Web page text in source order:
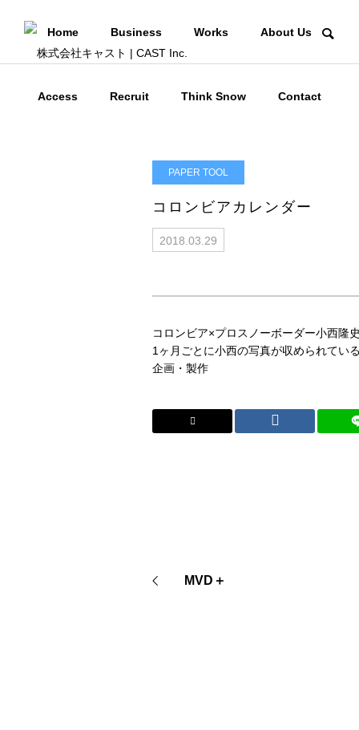
Home Business Works About Us
Access Recruit Think Snow Contact
PAPER TOOL
コロンビアカレンダー
2018.03.29
コロンビア×プロスノーボーダー小西隆
1ヶ月ごとに小西の写真が収められてい
企画・製作
MVD＋